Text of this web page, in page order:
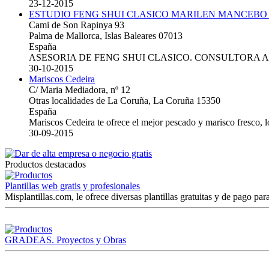
23-12-2015
ESTUDIO FENG SHUI CLASICO MARILEN MANCEBO
Cami de Son Rapinya 93
Palma de Mallorca, Islas Baleares 07013
España
ASESORIA DE FENG SHUI CLASICO. CONSULTORA
30-10-2015
Mariscos Cedeira
C/ Maria Mediadora, nº 12
Otras localidades de La Coruña, La Coruña 15350
España
Mariscos Cedeira te ofrece el mejor pescado y marisco fresco,
30-09-2015
Productos destacados
Plantillas web gratis y profesionales
Misplantillas.com, le ofrece diversas plantillas gratuitas y de pago
GRADEAS. Proyectos y Obras